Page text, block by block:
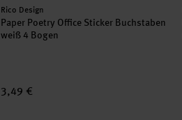
Hersteller:
Rico Design
Paper Poetry Office Sticker Buchstaben
weiß 4 Bogen
3,49 €